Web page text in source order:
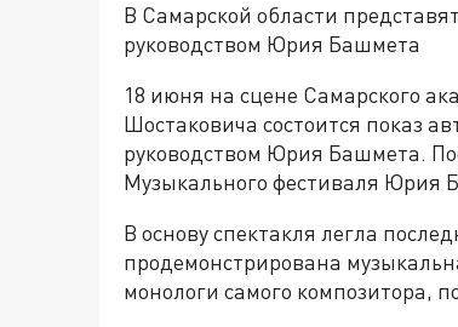
В Самарской области
руководством Юрия Башмета
18 июня на сцене Самарского
Шостаковича состоится показ
руководством Юрия Башмета.
Музыкального фестиваля Юрия
В основу спектакля легла
продемонстрирована
монологи самого композитора,